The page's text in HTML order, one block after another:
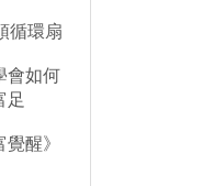
循環扇
會如何
足
醒》